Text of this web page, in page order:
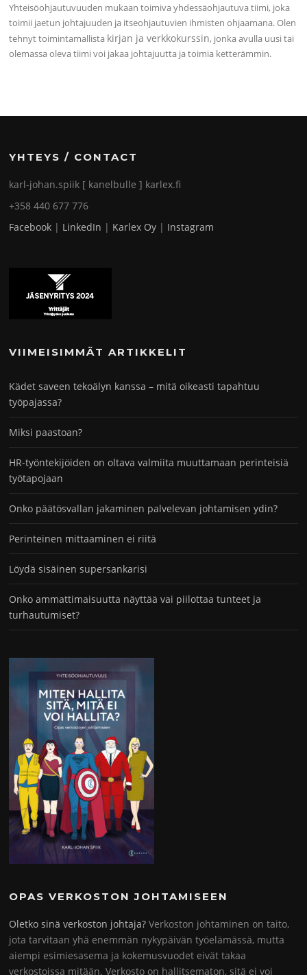
Yhteisöohjautuvuuden mukaan toimiva yhdessäohjautuva tiimi, joka
toimii jaetun johtajuuden ja itseohjautuvien ihmisten ohjaamana. Olen
tehnyt toimintamallista kirjan ja verkkokurssin, jonka avulla uusi tai
olemassa oleva tiimi voi jakaa johtajuutta ja toimia ketterämmin.
YHTEYS / CONTACT
karl-johan.spiik [ kanelbulle ] karlex.fi
+358 440 677 776
Facebook | LinkedIn | Karlex Oy | Instagram
VIIMEISIMMÄT ARTIKKELIT
Kädet saveen tekoälyn kanssa – mitä oikeasti tapahtuu
työpajassa?
Miksi paastoan?
HR-työntekijöiden on oltava valmiita muuttamaan perinteisiä
työtapojaan
Onko päätösvallan jakaminen palvelevan johtamisen ydin?
Perinteinen mittaaminen ei riitä
Löydä sisäinen supersankarisi
Onko ammattimaisuutta näyttää vai piilottaa tunteet ja
turhautumiset?
OPAS VERKOSTON JOHTAMISEEN
Oletko sinä verkoston johtaja? Verkoston johtaminen on taito,
jota tarvitaan yhä enemmän nykypäivän työelämässä, mutta
aiempi esimiesasema ja kokemusvuodet eivät takaa
verkostoissa mitään. Verkosto on hallitsematon, sitä ei voi